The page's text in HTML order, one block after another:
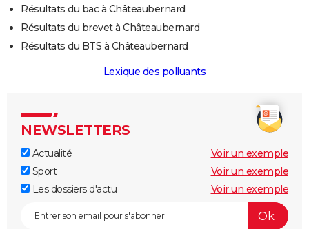
Résultats du bac à Châteaubernard
Résultats du brevet à Châteaubernard
Résultats du BTS à Châteaubernard
Lexique des polluants
NEWSLETTERS
Actualité
Voir un exemple
Sport
Voir un exemple
Les dossiers d'actu
Voir un exemple